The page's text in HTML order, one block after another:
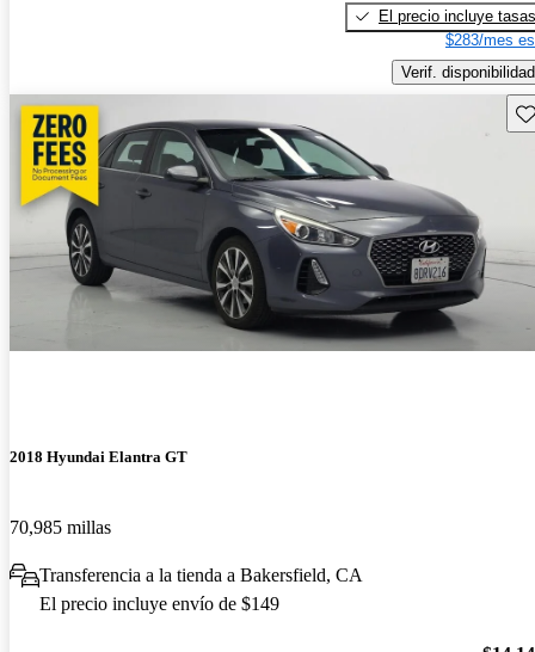
El precio incluye tasas
$283/mes
Verif. disponibilidad
2018 Hyundai Elantra GT
70,985 millas
Transferencia a la tienda a Bakersfield, CA
El precio incluye envío de $149